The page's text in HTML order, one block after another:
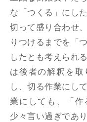
な「つくる」にし
切って盛り合わせ
りつけるまでを「
したとも考えられ
は後者の解釈を
し、切る作業にし
業にしても、「
少々言い過ぎであ